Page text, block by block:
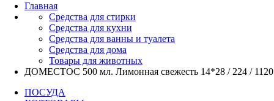
Главная
Средства для стирки
Средства для кухни
Средства для ванны и туалета
Средства для дома
Товары для животных
ДОМЕСТОС 500 мл. Лимонная свежесть 14*28 / 224 / 1120
ПОСУДА